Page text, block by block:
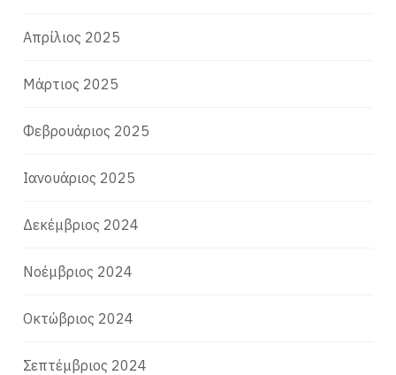
Απρίλιος 2025
Μάρτιος 2025
Φεβρουάριος 2025
Ιανουάριος 2025
Δεκέμβριος 2024
Νοέμβριος 2024
Οκτώβριος 2024
Σεπτέμβριος 2024